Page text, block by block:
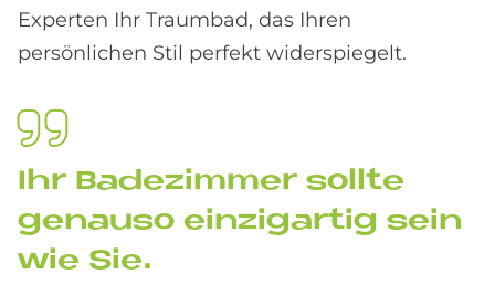
Experten Ihr Traumbad, das Ihren
persönlichen Stil perfekt widerspiegelt.
Ihr Ba­de­zim­mer soll­te
ge­n­au­so ein­zig­ar­tig sein
wie Sie.